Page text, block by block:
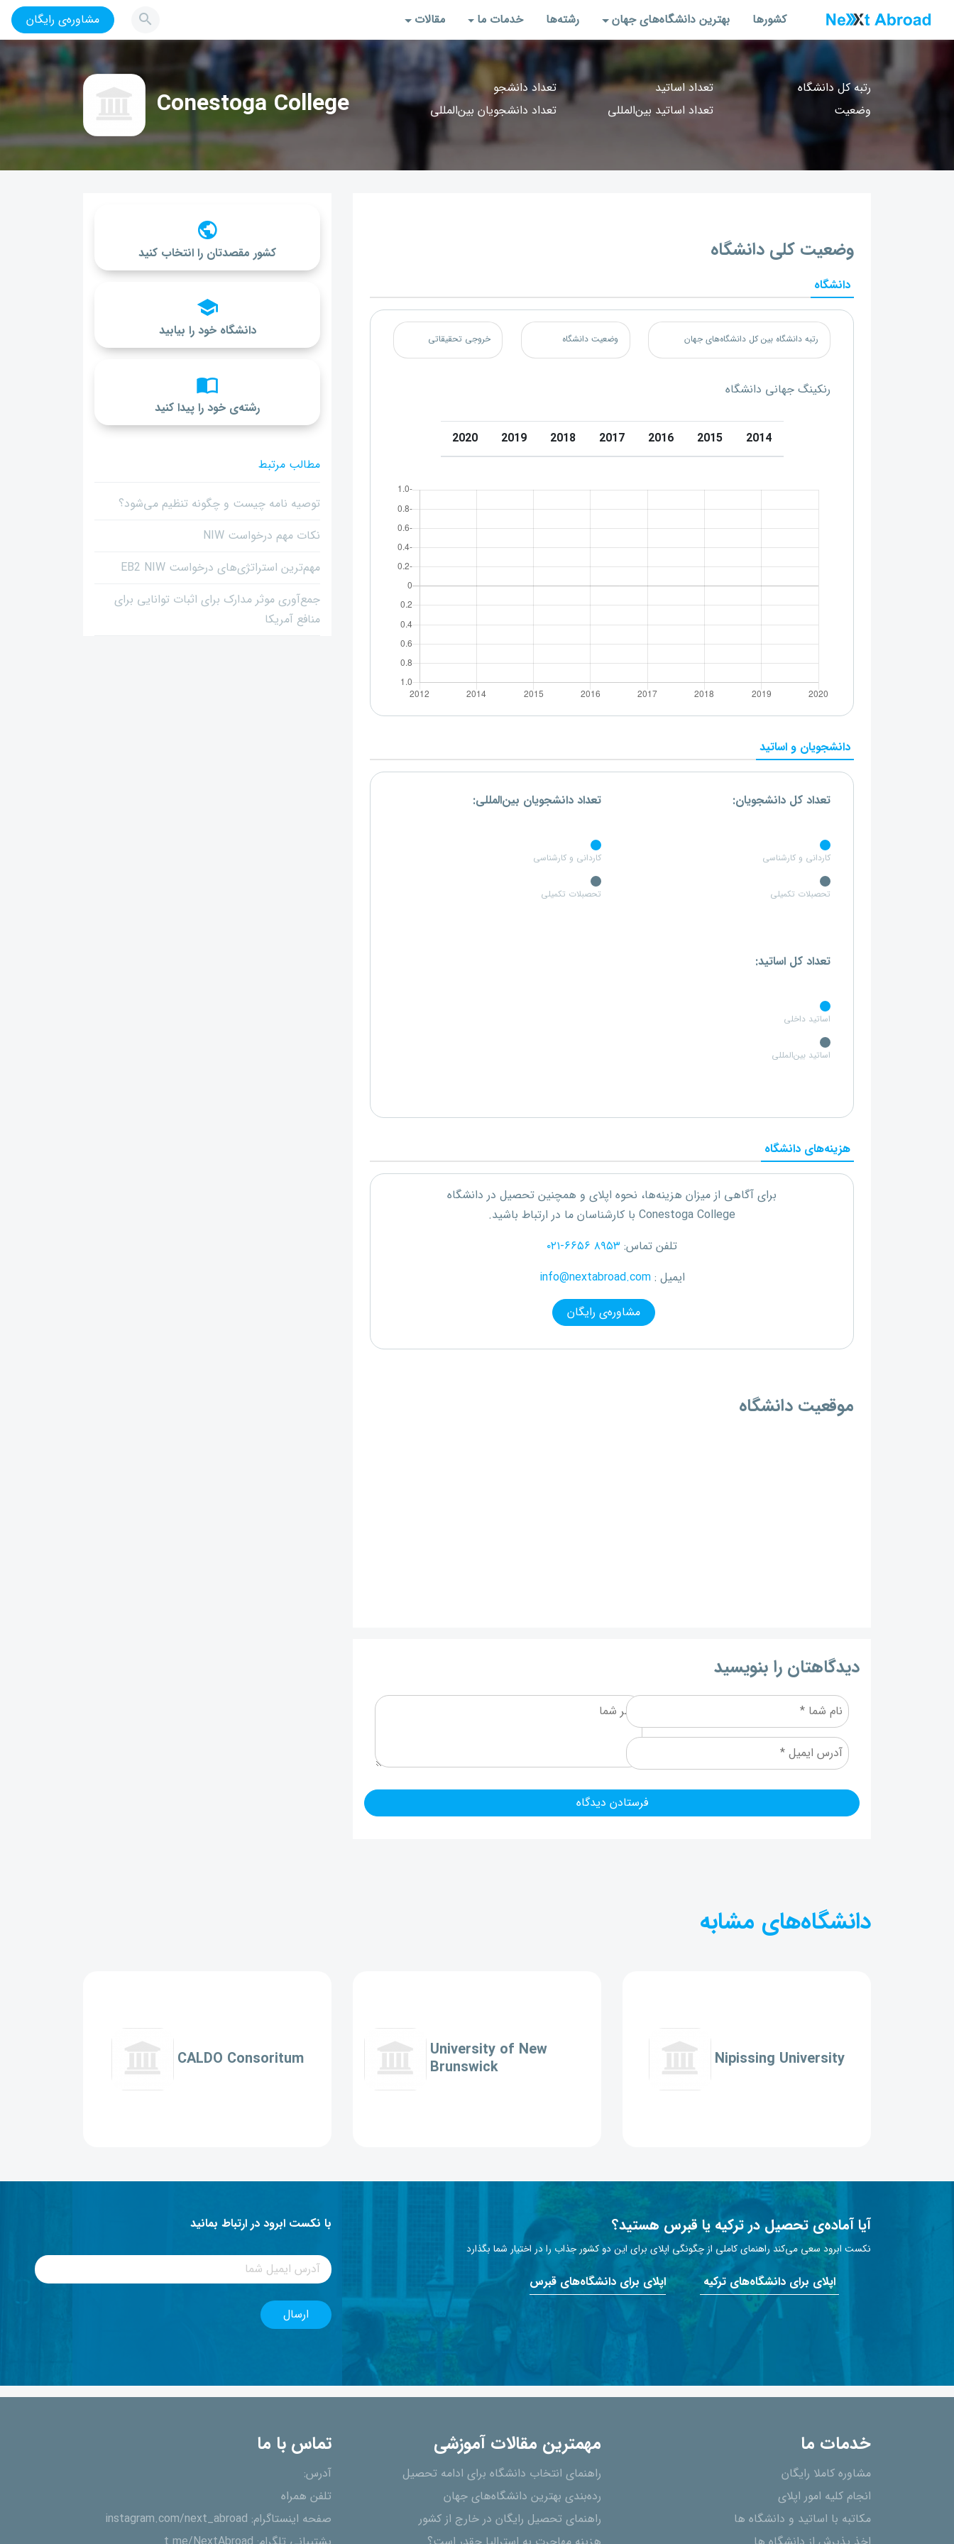
کشورها بهترین دانشگاه‌های جهان رشته‌‌ها خدمات ما مقالات مشاوره‌ی رایگان
رتبه کل دانشگاه تعداد اساتید
تعداد دانشجو
وضعیت
تعداد اساتید بین‌المللی تعداد دانشجویان بین‌المللی Conestoga College
وضعیت کلی دانشگاه
دانشگاه
رتبه دانشگاه بین کل دانشگاه‌های جهان وضعیت دانشگاه خروجی تحقیقاتی
رنکینگ جهانی دانشگاه
2014
2015
2016
2017
2018
2019
2020
دانشجویان و اساتید
تعداد کل دانشجویان:
کاردانی و کارشناسی
تحصبلات تکمیلی
تعداد دانشجویان بین‌المللی:
کاردانی و کارشناسی
تحصبلات تکمیلی
تعداد کل اساتید:
اساتید داخلی
اساتید بین‌المللی
هزینه‌های دانشگاه
برای آگاهی از میزان هزینه‌ها، نحوه اپلای و همچنین تحصیل در دانشگاه
Conestoga College با کارشناسان ما در ارتباط باشید.
تلفن تماس: ۰۲۱-۶۶۵۶ ۸۹۵۳
ایمیل :info@nextabroad.com
مشاوره‌ی رایگان
موقعیت دانشگاه
دیدگاهتان را بنویسید
کشور مقصدتان را انتخاب کنید
دانشگاه خود را بیابید
رشته‌ی خود را پیدا کنید
مطالب مرتبط
توصیه نامه چیست و چگونه تنظیم می‌شود؟
نکات مهم درخواست NIW
مهم‌ترین استراتژی‌های درخواست EB2 NIW
جمع‌آوری موثر مدارک برای اثبات توانایی برای
منافع آمریکا
دانشگاه‌های مشابه
Nipissing University
University of New
Brunswick
CALDO Consoritum
آیا آماده‌ی تحصیل در ترکیه یا قبرس هستید؟
نکست ابرود سعی می‌کند راهنمای کاملی از چگونگی اپلای برای این دو کشور جذاب را در اختیار شما بگذارد
اپلای برای دانشگاه‌های ترکیه اپلای برای دانشگاه‌های قبرس
با نکست ابرود در ارتباط بمانید
خدمات ما
مشاوره کاملا رایگان
انجام کلیه امور اپلای
مکاتبه با اساتید و دانشگاه ها
مهمترین مقالات آموزشی
راهنمای انتخاب دانشگاه برای ادامه تحصیل
رده‌بندی بهترین دانشگاه‌های جهان
راهنمای تحصیل رایگان در خارج از کشور
تماس با ما
آدرس:
تلفن همراه
صفحه اینستاگرام: instagram.com/next_abroad